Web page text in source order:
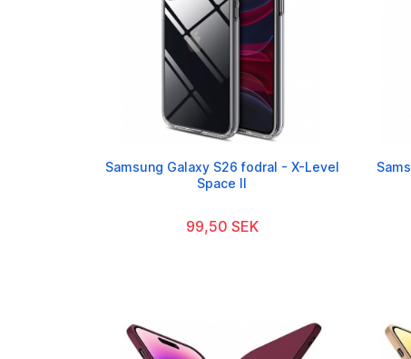
Samsung Galaxy S26 fodral - X-Level
Space II
99,50 SEK